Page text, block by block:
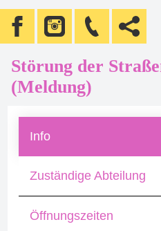
Störung der
(Meldung)
Info
Zuständige Abteilung
Öffnungszeiten